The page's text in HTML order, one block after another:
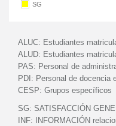
SG
ALUC: Estudiantes
ALUD: Estudiantes
PAS: Personal de
PDI: Personal de docencia
CESP: Grupos específicos
SG: SATISFACCIÓN
INF:
INFORMACIÓN